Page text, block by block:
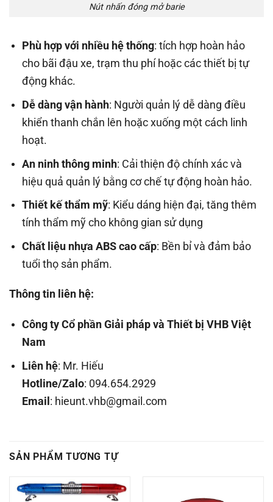
Nút nhấn đóng mở barie
Phù hợp với nhiều hệ thống: tích hợp hoàn hảo
cho bãi đậu xe, trạm thu phí hoặc các thiết bị tự
động khác.
Dễ dàng vận hành: Người quản lý dễ dàng điều
khiển thanh chắn lên hoặc xuống một cách linh
hoạt.
An ninh thông minh: Cải thiện độ chính xác và
hiệu quả quản lý bằng cơ chế tự động hoàn hảo.
Thiết kế thẩm mỹ: Kiểu dáng hiện đại, tăng thêm
tính thẩm mỹ cho không gian sử dụng
Chất liệu nhựa ABS cao cấp: Bền bỉ và đảm bảo
tuổi thọ sản phẩm.
Thông tin liên hệ:
Công ty Cổ phần Giải pháp và Thiết bị VHB Việt
Nam
Liên hệ: Mr. Hiếu
Hotline/Zalo: 094.654.2929
Email : hieunt.vhb@gmail.com
SẢN PHẨM TƯƠNG TỰ